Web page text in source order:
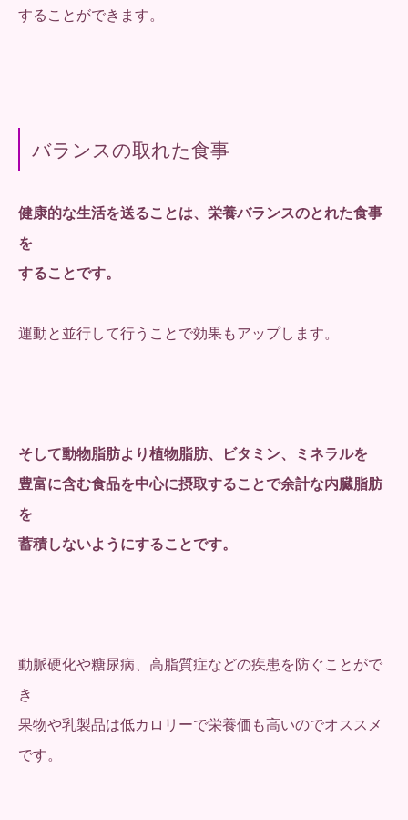
することができます。
バランスの取れた食事
健康的な生活を送ることは、栄養バランスのとれた食事
を
することです。
運動と並行して行うことで効果もアップします。
そして動物脂肪より植物脂肪、ビタミン、ミネラルを
豊富に含む食品を中心に摂取することで余計な内臓脂肪
を
蓄積しないようにすることです。
動脈硬化や糖尿病、高脂質症などの疾患を防ぐことがで
き
果物や乳製品は低カロリーで栄養価も高いのでオススメ
です。